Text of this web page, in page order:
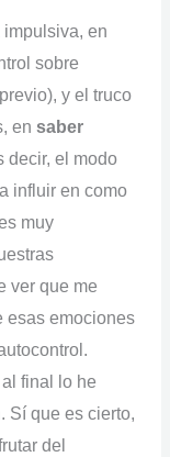
en
sobre
y el truco
en saber
decir, el modo
influir en como
muy
ver que me
esas emociones
final lo he
. Sí que es cierto,
del